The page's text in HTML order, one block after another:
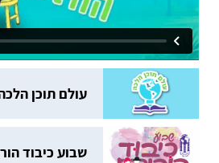
עולם תוכן
שבוע כיבוד